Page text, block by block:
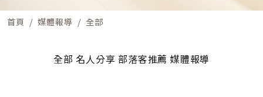
首頁 媒體報導 全部
全部 名人分享 部落客推薦 媒體報導